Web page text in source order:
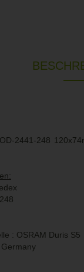
2441-248
: OSRAM Duris S5